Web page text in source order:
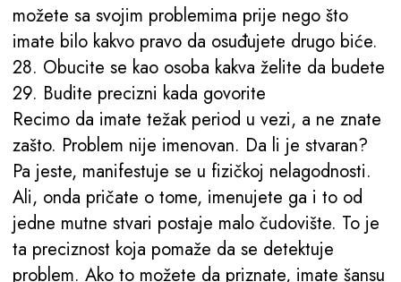
možete sa svojim problemima prije nego što
imate bilo kakvo pravo da osuđujete drugo biće.
28. Obucite se kao osoba kakva želite da budete
29. Budite precizni kada govorite
Recimo da imate težak period u vezi, a ne znate
zašto. Problem nije imenovan. Da li je stvaran?
Pa jeste, manifestuje se u fizičkoj nelagodnosti.
Ali, onda pričate o tome, imenujete ga i to od
jedne mutne stvari postaje malo čudovište. To je
ta preciznost koja pomaže da se detektuje
problem. Ako to možete da priznate, imate šansu